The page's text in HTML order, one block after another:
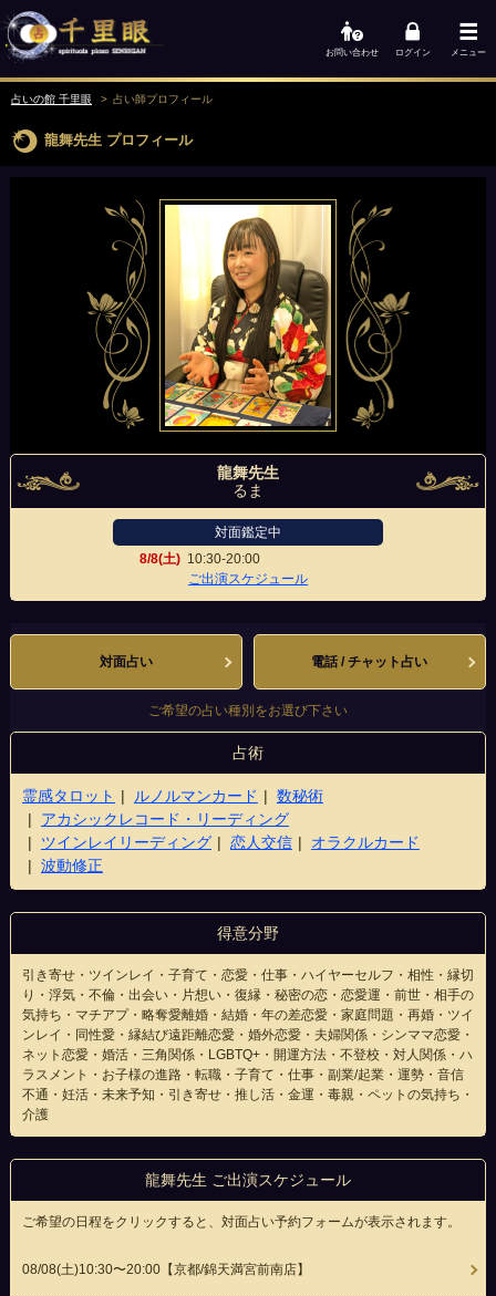
お問い合わせ ログイン メニュー
占いの館 千里眼 占い師プロフィール
龍舞先生 プロフィール
龍舞先生
るま
対面鑑定中
8/8(土) 10:30-20:00
ご出演スケジュール
対面占い 電話 / チャット占い
ご希望の占い種別をお選び下さい
占術
霊感タロット ルノルマンカード
数秘術
アカシックレコード・リーディング
ツインレイリーディング
恋人交信
オラクルカード
波動修正
得意分野
引き寄せ・ツインレイ・子育て・恋愛・仕事・ハイヤーセルフ・相性・縁切
り・浮気・不倫・出会い・片想い・復縁・秘密の恋・恋愛運・前世・相手の
気持ち・マチアプ・略奪愛離婚・結婚・年の差恋愛・家庭問題・再婚・ツイ
ンレイ・同性愛・縁結び遠距離恋愛・婚外恋愛・夫婦関係・シンママ恋愛・
ネット恋愛・婚活・三角関係・LGBTQ+・開運方法・不登校・対人関係・ハ
ラスメント・お子様の進路・転職・子育て・仕事・副業/起業・運勢・音信
不通・妊活・未来予知・引き寄せ・推し活・金運・毒親・ペットの気持ち・
介護
龍舞先生 ご出演スケジュール
ご希望の日程をクリックすると、対面占い予約フォームが表示されます。
08/08(土)10:30〜20:00【京都/錦天満宮前南店】